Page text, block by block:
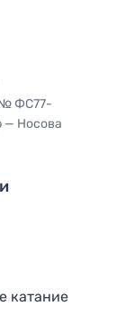
№ ФС77-
— Носова
катание